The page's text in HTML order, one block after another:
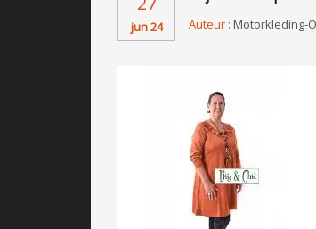
jun 24 Auteur : Motorkleding-